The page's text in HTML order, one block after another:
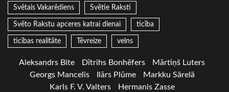
Svētais Vakarēdiens Svētie Raksti
Svēto Rakstu apceres katrai dienai ticība
ticības realitāte Tēvreize velns
Aleksandrs Bite Dītrihs Bonhēfers
Mārtiņš Luters
Georgs Mancelis
Ilārs Plūme
Markku Särelä
Karls F. V. Valters
Hermanis Zasse